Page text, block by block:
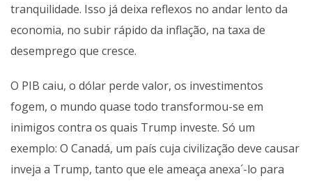
tranquilidade. Isso já deixa reflexos no andar lento da
economia, no subir rápido da inflação, na taxa de
desemprego que cresce.
O PIB caiu, o dólar perde valor, os investimentos
fogem, o mundo quase todo transformou-se em
inimigos contra os quais Trump investe. Só um
exemplo: O Canadá, um país cuja civilização deve causar
inveja a Trump, tanto que ele ameaça anexa´-lo para